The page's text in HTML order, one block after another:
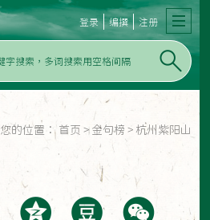
登录 编撰 注册
您的位置： 首页 > 金句榜 > 杭州紫阳山